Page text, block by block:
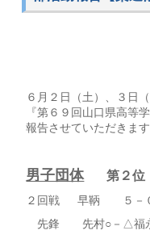
６月２日（土）、３日
『第６９回山口県高等
報告させていただきます
男子団体 第２位
２回戦 早鞆 ５－
先鋒 先村○－△福